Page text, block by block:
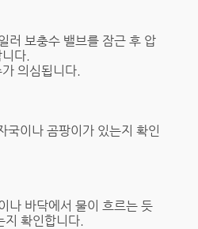
러 보충수 밸브를 잠근 후 압
다.
의심됩니다.
국이나 곰팡이가 있는지 확인
나 바닥에서 물이 흐르는 듯
확인합니다.